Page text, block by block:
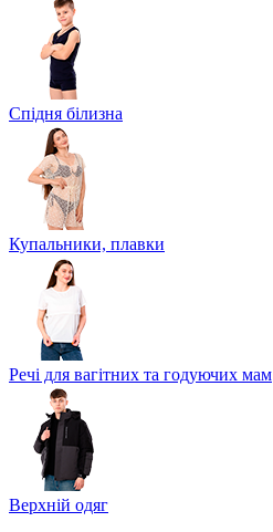
Спідня білизна
Купальники, плавки
Речі для вагітних та годуючих мам
Верхній одяг